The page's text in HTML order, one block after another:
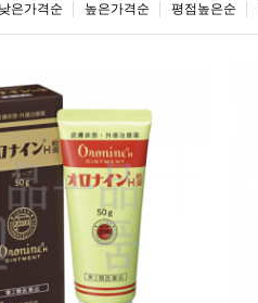
낮은가격순 높은가격순 평점높은순